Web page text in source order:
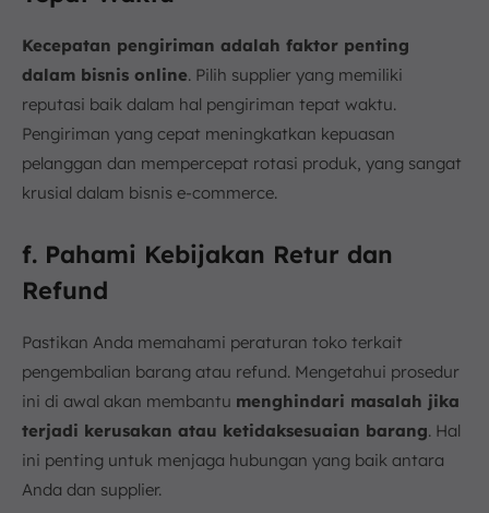
Kecepatan pengiriman adalah faktor penting
dalam bisnis online. Pilih supplier yang memiliki
reputasi baik dalam hal pengiriman tepat waktu.
Pengiriman yang cepat meningkatkan kepuasan
pelanggan dan mempercepat rotasi produk, yang sangat
krusial dalam bisnis e-commerce.
f. Pahami Kebijakan Retur dan
Refund
Pastikan Anda memahami peraturan toko terkait
pengembalian barang atau refund. Mengetahui prosedur
ini di awal akan membantu menghindari masalah jika
terjadi kerusakan atau ketidaksesuaian barang. Hal
ini penting untuk menjaga hubungan yang baik antara
Anda dan supplier.